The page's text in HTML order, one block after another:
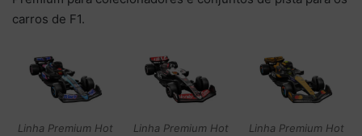
carros de F1.
Linha Premium Hot
Linha Premium Hot
Linha Premium Hot